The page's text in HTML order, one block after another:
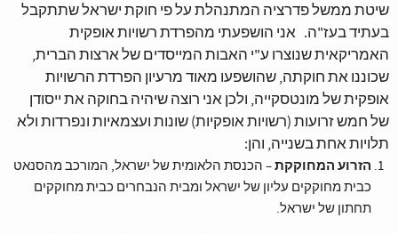
שיטת ממשל פדרציה המתנהלת על פי חוקת ישראל שתתקבל
בעתיד בעז"ה. אני הושפעתי מהפרדת רשויות אופקית
האמריקאית שנוצרו ע"י האבות המייסדים של ארצות הברית,
שכוננו את חוקתה, שהושפעו מאוד מרעיון הפרדת הרשויות
אופקית של מונטסקייה, ולכן אני רוצה שיהיה בחוקה את ייסודן
של חמש זרועות (רשויות אופקיות) שונות ועצמאיות ונפרדות ולא
תלויות אחת בשנייה, והן:
הזרוע המחוקקת– הכנסת הלאומית של ישראל, המורכב מהסנאט
כבית מחוקקים עליון של ישראל ומבית הנבחרים כבית מחוקקים
תחתון של ישראל.